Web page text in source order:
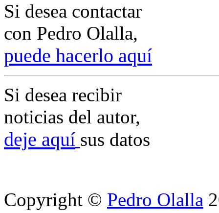
Si desea contactar
con Pedro Olalla,
puede hacerlo aquí
Si desea recibir
noticias del autor,
deje aquí sus datos
Copyright © Pedro Olalla